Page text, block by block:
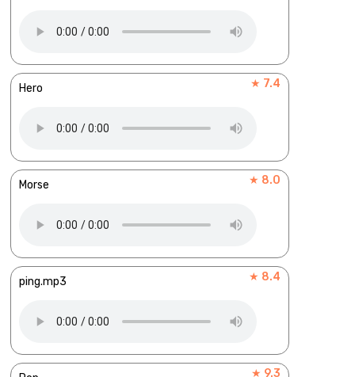
Hero ★ 7.4
Morse ★ 8.0
ping.mp3 ★ 8.4
★ 9.3